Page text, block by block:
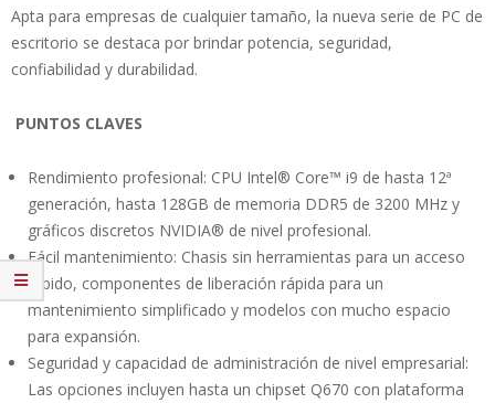
Apta para empresas de cualquier tamaño, la nueva serie de PC de
escritorio se destaca por brindar potencia, seguridad,
confiabilidad y durabilidad.
PUNTOS CLAVES
Rendimiento profesional: CPU Intel® Core™ i9 de hasta 12ª
generación, hasta 128GB de memoria DDR5 de 3200 MHz y
gráficos discretos NVIDIA® de nivel profesional.
Fácil mantenimiento: Chasis sin herramientas para un acceso
rápido, componentes de liberación rápida para un
mantenimiento simplificado y modelos con mucho espacio
para expansión.
Seguridad y capacidad de administración de nivel empresarial:
Las opciones incluyen hasta un chipset Q670 con plataforma